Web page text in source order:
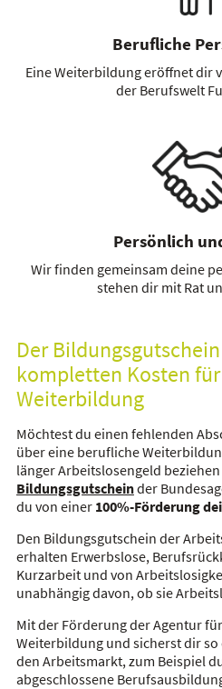
Berufliche
Eine Weiterbildung eröffnet dir
der Berufswelt
Persönlich
Wir finden gemeinsam deine
stehen dir mit Rat
Der
kompletten Kosten
Weiterbildung
Möchtest du einen fehlenden
über eine berufliche
länger Arbeitslosengeld
Bildungsgutscheinder
du von einer 100%-Förderung
Den Bildungsgutschein der
erhalten Erwerbslose,
Kurzarbeit und von
unabhängig davon, ob sie
Mit der Förderung der Agentur
Weiterbildung und sicherst dir
den Arbeitsmarkt, zum Beispiel
abgeschlossene